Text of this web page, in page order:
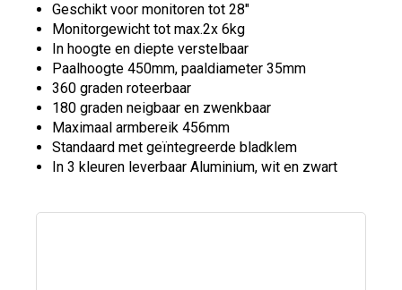
Geschikt voor monitoren tot 28"
Monitorgewicht tot max.2x 6kg
In hoogte en diepte verstelbaar
Paalhoogte 450mm, paaldiameter 35mm
360 graden roteerbaar
180 graden neigbaar en zwenkbaar
Maximaal armbereik 456mm
Standaard met geïntegreerde bladklem
In 3 kleuren leverbaar Aluminium, wit en zwart